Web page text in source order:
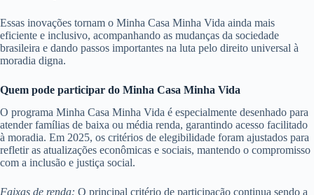
Essas inovações tornam o Minha Casa Minha Vida ainda mais
eficiente e inclusivo, acompanhando as mudanças da sociedade
brasileira e dando passos importantes na luta pelo direito universal à
moradia digna.
Quem pode participar do Minha Casa Minha Vida
O programa Minha Casa Minha Vida é especialmente desenhado para
atender famílias de baixa ou média renda, garantindo acesso facilitado
à moradia. Em 2025, os critérios de elegibilidade foram ajustados para
refletir as atualizações econômicas e sociais, mantendo o compromisso
com a inclusão e justiça social.
Faixas de renda: O principal critério de participação continua sendo a